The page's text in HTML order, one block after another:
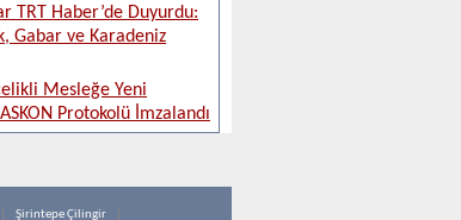
TRT Haber’de Duyurdu:
Gabar ve Karadeniz
Mesleğe Yeni
Protokolü İmzalandı
Şirintepe Çilingir